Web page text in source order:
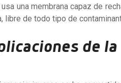
una membrana capaz de
libre de todo tipo de
de